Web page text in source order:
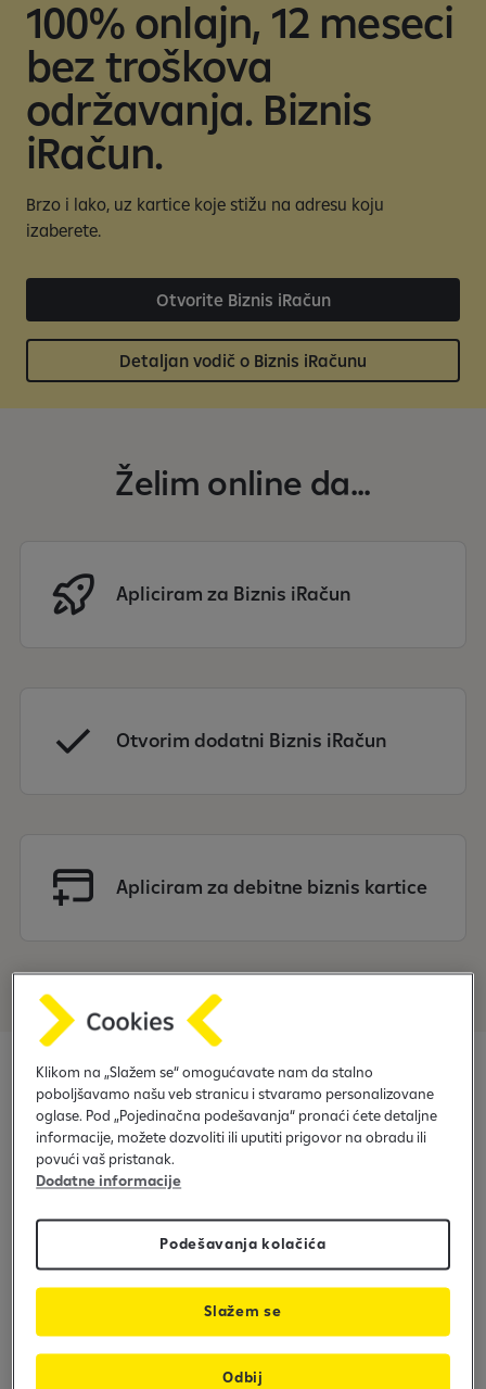
100% onlajn, 12 meseci
bez troškova
održavanja. Biznis
iRačun.
Brzo i lako, uz kartice koje stižu na adresu koju
izaberete.
Otvorite Biznis iRačun
Detaljan vodič o Biznis iRačunu
Želim online da...
Apliciram za Biznis iRačun
Otvorim dodatni Biznis iRačun
Apliciram za debitne biznis kartice
Kako aplicirati za Biznis
iRačun?
Pročitajte kompletan vodič
Pripremili smo detaljan vodič u kome možete
saznati sve o apliciranju za Biznis iRačun.
Klikom na „Slažem se“ omogućavate nam da stalno
poboljšavamo našu veb stranicu i stvaramo personalizovane
oglase. Pod „Pojedinačna podešavanja“ pronaći ćete detaljne
informacije, možete dozvoliti ili uputiti prigovor na obradu ili
povući vaš pristanak.
Dodatne informacije
Podešavanja kolačića
Odbij
Slažem se